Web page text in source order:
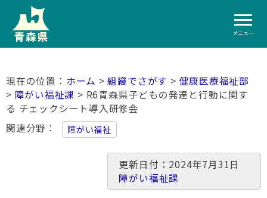
メニュー
ホーム >組織でさがす > 健康医療福祉部
> 障がい福祉課 > R6青森県子どもの発達と行動に関す
る チェックシート導入研修会
関連分野
障がい福祉
更新日付：2024年7月31日
障がい福祉課